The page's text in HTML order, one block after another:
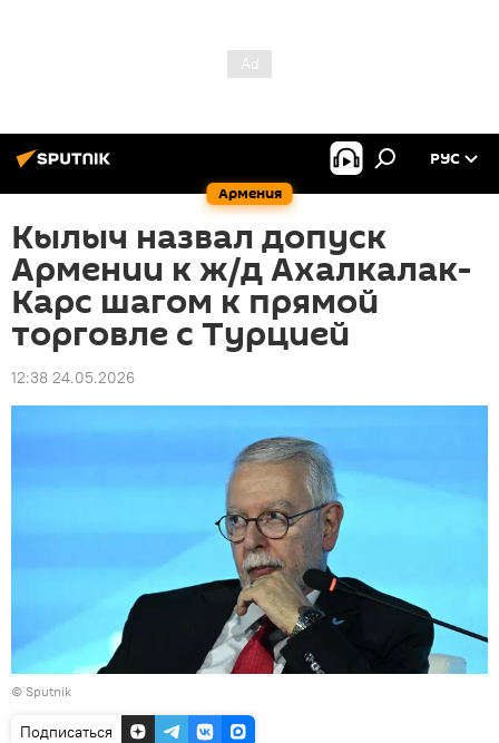
Армения
РУС
Кылыч назвал допуск
Армении к ж/д Ахалкалак-
Карс шагом к прямой
торговле с Турцией
12:38 24.05.2026
© Sputnik
Подписаться